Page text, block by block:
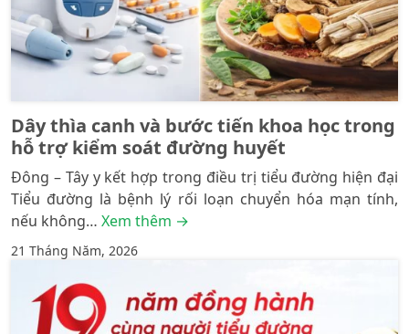
Dây thìa canh và bước tiến khoa học trong
hỗ trợ kiểm soát đường huyết
Đông – Tây y kết hợp trong điều trị tiểu đường hiện đại
Tiểu đường là bệnh lý rối loạn chuyển hóa mạn tính,
nếu không… Xem thêm →
21 Tháng Năm, 2026